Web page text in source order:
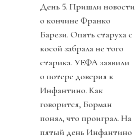
День 5. Пришли новости
о кончине Франко
Барези. Опять старуха с
косой забрала не того
старика. УЕФА заявили
о потере доверия к
Инфантино. Как
говорится, Борман
понял, что проиграл. На
пятый день Инфантино